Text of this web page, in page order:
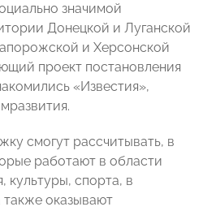
значимой
Донецкой и Луганской
и Херсонской
проект постановления
«Известия»,
смогут рассчитывать, в
работают в области
культуры, спорта, в
также оказывают